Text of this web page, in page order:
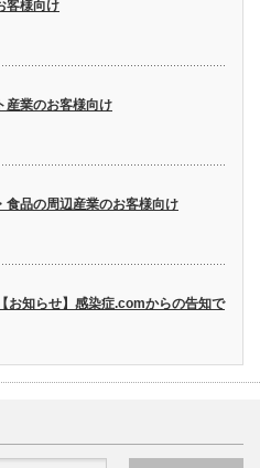
客様向け
産業のお客様向け
食品の周辺産業のお客様向け
お知らせ】感染症.comからの告知で